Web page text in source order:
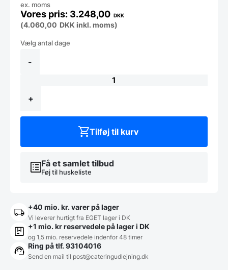
-
Leje
Salatbar
hæv/sænk
Sort
+
3.248,00 DKK
ex. moms
(4.060,00 DKK inkl. moms)
Få et samlet tilbud
Føj til huskeliste
Tilføj til kurv
+40 mio. kr. varer på lager
Vi leverer hurtigt fra EGET lager i DK
+1 mio. kr reservedele på lager i DK
og 1,5 mio. reservedele indenfor 48 timer
Ring på tlf. 93104016
Send en mail til post@cateringudlejning.dk